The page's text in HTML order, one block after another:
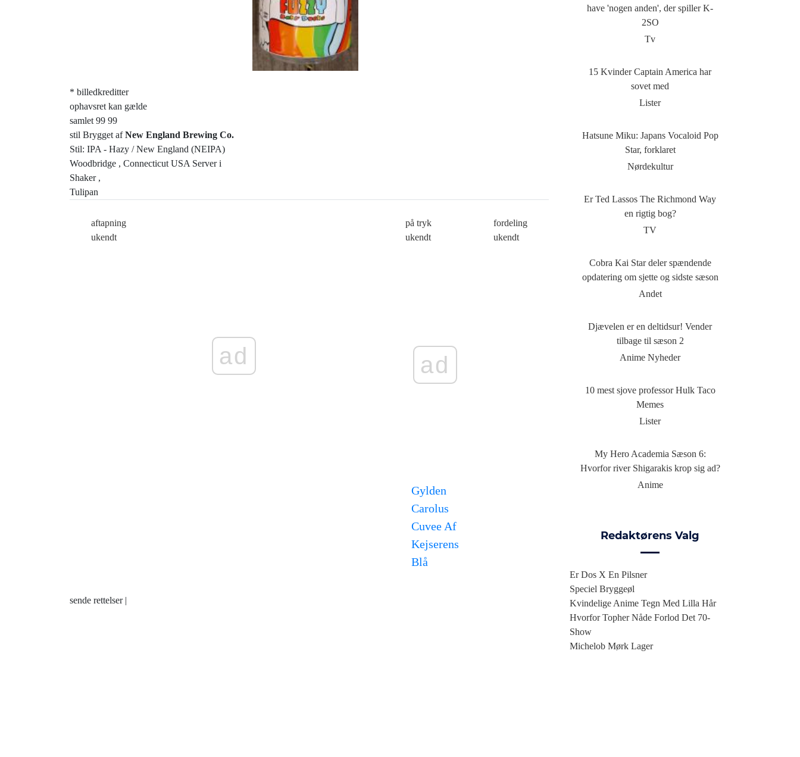
* billedkreditter
ophavsret kan gælde
samlet 99 99
stil Brygget afNew England Brewing Co.
Stil: IPA - Hazy / New England (NEIPA)
Woodbridge , Connecticut USA Server i
Shaker ,
Tulipan
aftapning
ukendt
ad
på tryk
ukendt
ad
Gylden
Carolus
Cuvee Af
Kejserens
Blå
fordeling
ukendt
sende rettelser |
have 'nogen anden', der spiller K-
2SO
Tv
15 Kvinder Captain America har
sovet med
Lister
Hatsune Miku: Japans Vocaloid Pop
Star, forklaret
Nørdekultur
Er Ted Lassos The Richmond Way
en rigtig bog?
TV
Cobra Kai Star deler spændende
opdatering om sjette og sidste sæson
Andet
Djævelen er en deltidsur! Vender
tilbage til sæson 2
Anime Nyheder
10 mest sjove professor Hulk Taco
Memes
Lister
My Hero Academia Sæson 6:
Hvorfor river Shigarakis krop sig ad?
Anime
Redaktørens Valg
Er Dos X En Pilsner
Speciel Bryggeøl
Kvindelige Anime Tegn Med Lilla Hår
Hvorfor Topher Nåde Forlod Det 70-
Show
Michelob Mørk Lager